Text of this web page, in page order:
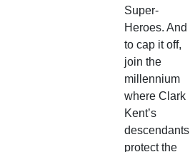
Super-
Heroes. And
to cap it off,
join the
millennium
where Clark
Kent’s
descendants
protect the